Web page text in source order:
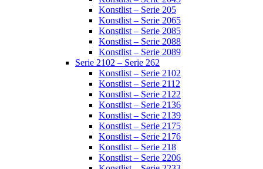
Konstlist – Serie 205
Konstlist – Serie 2065
Konstlist – Serie 2085
Konstlist – Serie 2088
Konstlist – Serie 2089
Serie 2102 – Serie 262
Konstlist – Serie 2102
Konstlist – Serie 2112
Konstlist – Serie 2122
Konstlist – Serie 2136
Konstlist – Serie 2139
Konstlist – Serie 2175
Konstlist – Serie 2176
Konstlist – Serie 218
Konstlist – Serie 2206